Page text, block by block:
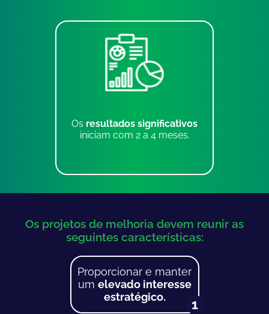
Os resultados significativos
iniciam com 2 a 4 meses.
Os projetos de melhoria devem reunir as
seguintes características:
Proporcionar e manter
um elevado interesse
estratégico.
1